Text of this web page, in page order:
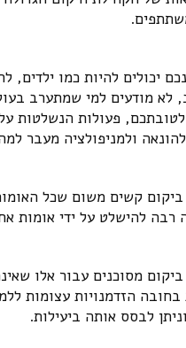
יכולים להיות כמו
לא מודעים למי שמתערב
פעולות הנשלטות
ולמניפולציה מעבר
ביקום קשים משום שכל
רבה להישלט על ידי אומות
מסוכנים עבור אלו
הזדמנויות עצומות
לבסס אותה ביעילות.